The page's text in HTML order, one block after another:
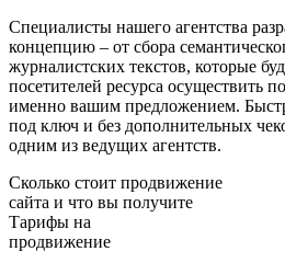
Специалисты нашего агентства
концепцию – от сбора
журналистских текстов, которые
посетителей ресурса осуществить
именно вашим предложением.
под ключ и без дополнительных
одним из ведущих агентств.
Сколько стоит продвижение
сайта и что вы получите
Тарифы на
продвижение